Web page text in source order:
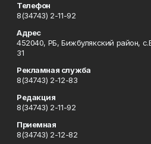
Телефон
8(34743) 2-11-92
Адрес
452040, РБ, Бижбулякский район,
31
Рекламная служба
8(34743) 2-12-83
Редакция
8(34743) 2-11-92
Приемная
8(34743) 2-12-82